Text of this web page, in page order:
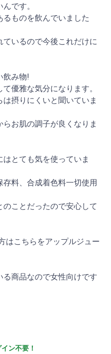
です。
ものを飲んでいました
いるので今後これだけに
飲み物!
優雅な気分になります。
摂りにくいと聞いていま
お肌の調子が良くなりま
とても気を使っていま
料、合成着色料一切使用
ことだったので安心して
はこちらをアップルジュー
商品なので女性向けです
ン不要！